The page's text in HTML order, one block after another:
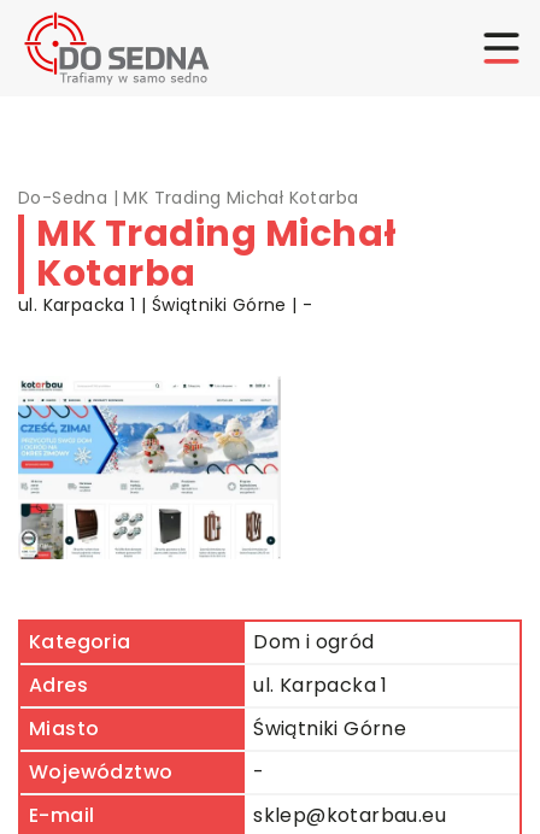
Do-Sedna |MK Trading Michał Kotarba
MK Trading Michał
Kotarba
ul. Karpacka 1 | Świątniki Górne | -
Kategoria
Dom i ogród
Adres
ul. Karpacka 1
Miasto
Świątniki Górne
Województwo
-
E-mail
sklep@kotarbau.eu